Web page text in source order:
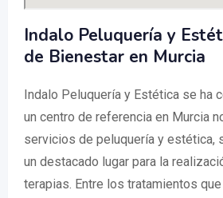
Indalo Peluquería y
de Bienestar en Murcia
Indalo Peluquería y Estética se ha
un centro de referencia en Murcia
servicios de peluquería y estética,
un destacado lugar para la
terapias. Entre los tratamientos